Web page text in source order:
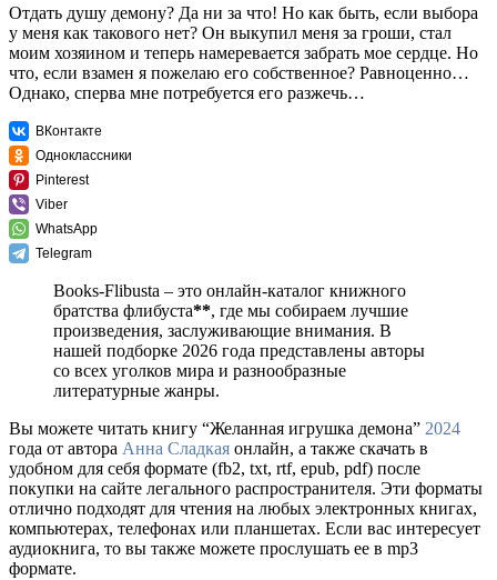
Отдать душу демону? Да ни за что! Но как быть, если выбора
у меня как такового нет? Он выкупил меня за гроши, стал
моим хозяином и теперь намеревается забрать мое сердце. Но
что, если взамен я пожелаю его собственное? Равноценно…
Однако, сперва мне потребуется его разжечь…
ВКонтакте
Одноклассники
Pinterest
Viber
WhatsApp
Telegram
Books-Flibusta – это онлайн-каталог книжного
братства флибуста**, где мы собираем лучшие
произведения, заслуживающие внимания. В
нашей подборке 2026 года представлены авторы
со всех уголков мира и разнообразные
литературные жанры.
Вы можете читать книгу “Желанная игрушка демона” 2024
года от автора Анна Сладкая онлайн, а также скачать в
удобном для себя формате (fb2, txt, rtf, epub, pdf) после
покупки на сайте легального распространителя. Эти форматы
отлично подходят для чтения на любых электронных книгах,
компьютерах, телефонах или планшетах. Если вас интересует
аудиокнига, то вы также можете прослушать ее в mp3
формате.